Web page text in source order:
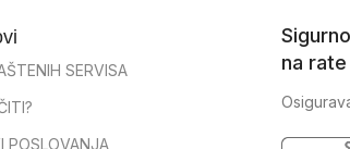
SERVISA
POSLOVANJA
na rate